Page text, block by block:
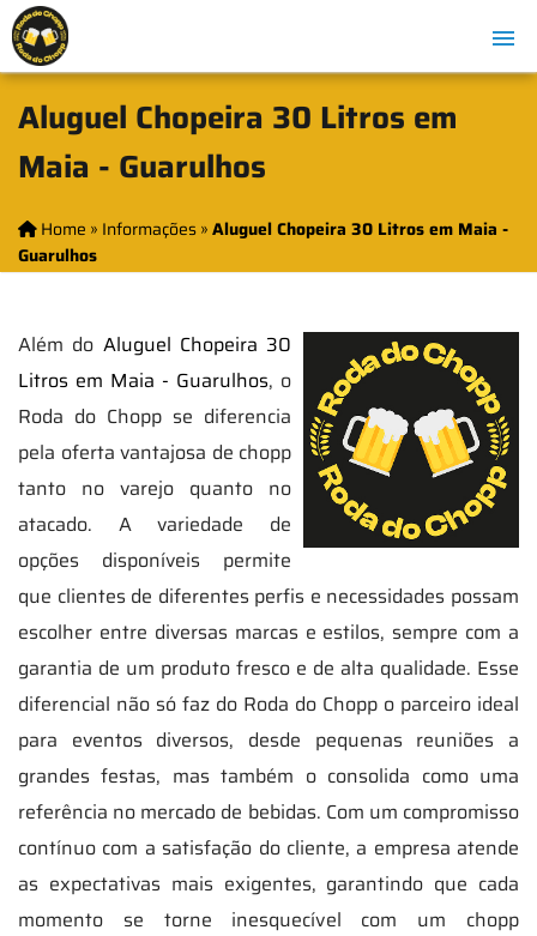
Aluguel Chopeira 30 Litros em
Maia - Guarulhos
Home » Informações»Aluguel Chopeira 30 Litros em Maia -
Guarulhos
Além do Aluguel Chopeira 30
Litros em Maia - Guarulhos, o
Roda do Chopp se diferencia
pela oferta vantajosa de chopp
tanto no varejo quanto no
atacado. A variedade de
opções disponíveis permite
que clientes de diferentes perfis e necessidades possam
escolher entre diversas marcas e estilos, sempre com a
garantia de um produto fresco e de alta qualidade. Esse
diferencial não só faz do Roda do Chopp o parceiro ideal
para eventos diversos, desde pequenas reuniões a
grandes festas, mas também o consolida como uma
referência no mercado de bebidas. Com um compromisso
contínuo com a satisfação do cliente, a empresa atende
as expectativas mais exigentes, garantindo que cada
momento se torne inesquecível com um chopp